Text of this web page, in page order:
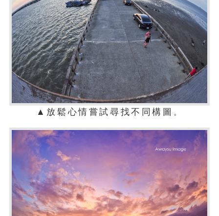
▲放鬆心情嘗試尋找不同構圖 。